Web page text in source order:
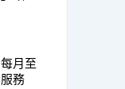
月至
務